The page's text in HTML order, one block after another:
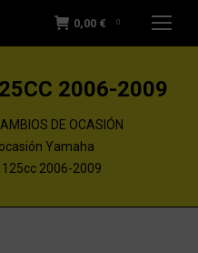
0,00 € 0
2006-2009
DE OCASIÓN
Yamaha
2006-2009